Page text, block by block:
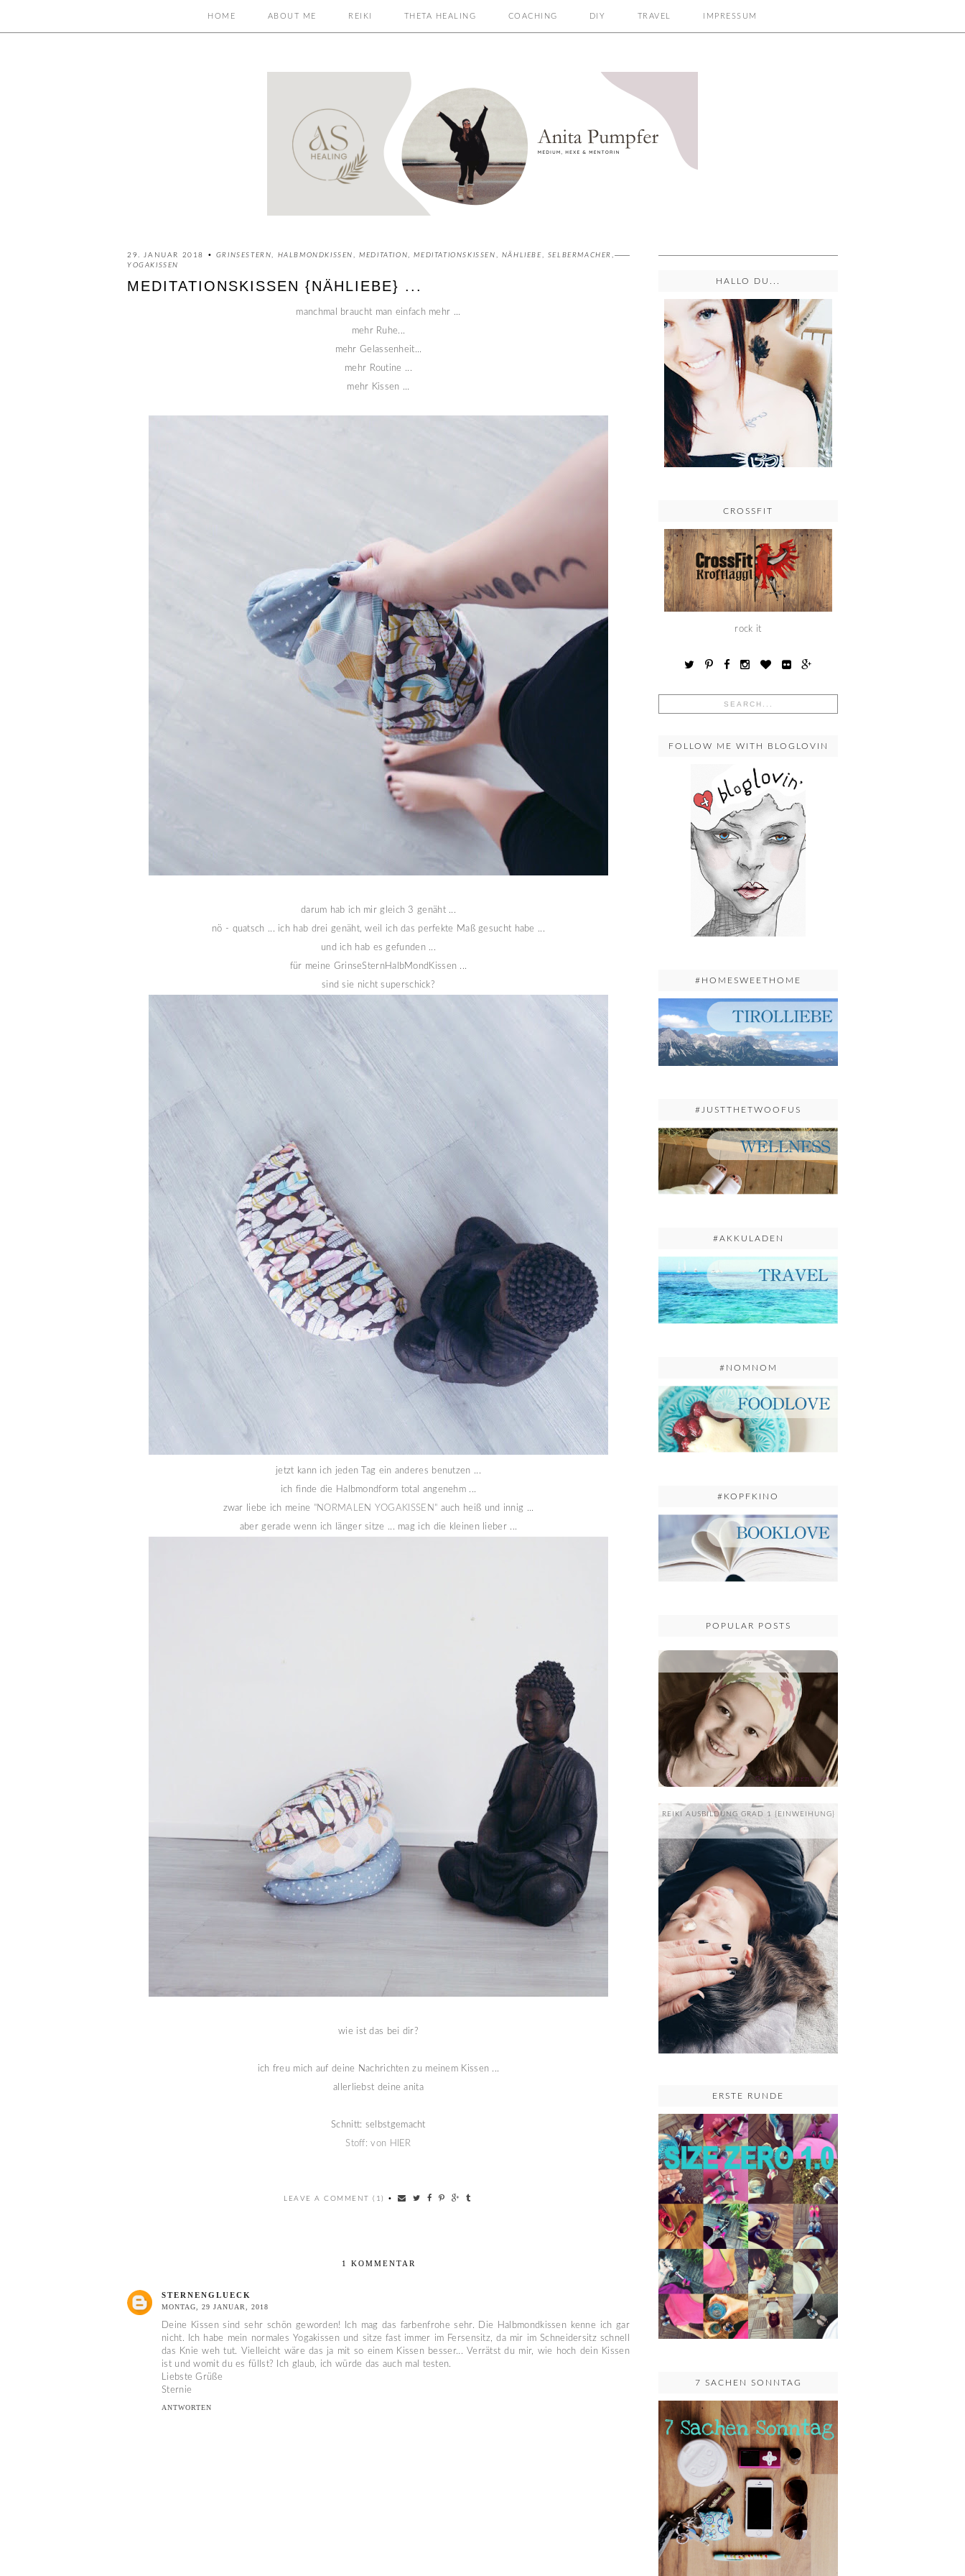
HOME ABOUT ME REIKI THETA HEALING COACHING DIY TRAVEL IMPRESSUM
29. JANUAR 2018 • GRINSESTERN, HALBMONDKISSEN,MEDITATION,MEDITATIONSKISSEN , NÄHLIEBE, SELBERMACHER,
YOGAKISSEN
MEDITATIONSKISSEN {NÄHLIEBE} ...
manchmal braucht man einfach mehr ...
mehr Ruhe...
mehr Gelassenheit...
mehr Routine ...
mehr Kissen ...
darum hab ich mir gleich 3 genäht ...
nö - quatsch ... ich hab drei genäht, weil ich das perfekte Maß gesucht habe ...
und ich hab es gefunden ...
für meine GrinseSternHalbMondKissen ...
sind sie nicht superschick?
jetzt kann ich jeden Tag ein anderes benutzen ...
ich finde die Halbmondform total angenehm ...
zwar liebe ich meine "NORMALEN YOGAKISSEN" auch heiß und innig ...
aber gerade wenn ich länger sitze ... mag ich die kleinen lieber ...
wie ist das bei dir?
ich freu mich auf deine Nachrichten zu meinem Kissen ...
allerliebst deine anita
Schnitt: selbstgemacht
Stoff: von HIER
LEAVE A COMMENT (1) •
1 KOMMENTAR
STERNENGLUECK
MONTAG, 29 JANUAR, 2018
Deine Kissen sind sehr schön geworden! Ich mag das farbenfrohe sehr. Die Halbmondkissen kenne ich gar
nicht. Ich habe mein normales Yogakissen und sitze fast immer im Fersensitz, da mir im Schneidersitz schnell
das Knie weh tut. Vielleicht wäre das ja mit so einem Kissen besser... Verrätst du mir, wie hoch dein Kissen
ist und womit du es füllst? Ich glaub, ich würde das auch mal testen.
Liebste Grüße
Sternie
ANTWORTEN
HALLO DU...
CROSSFIT
rock it
FOLLOW ME WITH BLOGLOVIN
#HOMESWEETHOME
#JUSTTHETWOOFUS
#AKKULADEN
#NOMNOM
#KOPFKINO
POPULAR POSTS
...
REIKI AUSBILDUNG GRAD 1 {EINWEIHUNG}
....
ERSTE RUNDE
7 SACHEN SONNTAG